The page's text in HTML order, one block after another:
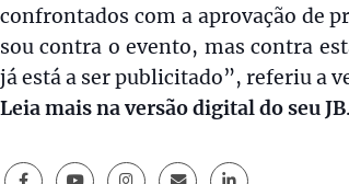
confrontados com a aprovação de
sou contra o evento, mas contra
já está a ser publicitado”, referiu a
Leia mais na versão digital do seu JB.